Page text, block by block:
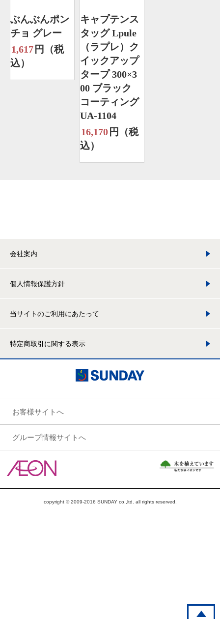
ぶんぶんポン
チョ グレー
1,617 円（税
込）
キャプテンス
タッグ Lpule
（ラプレ）ク
イックアップ
タープ 300×3
00 ブラック
コーティング
UA-1104
16,170 円（税
込）
会社案内
個人情報保護方針
当サイトのご利用にあたって
特定商取引に関する表示
お客様サイトへ
グループ情報サイトへ
copyright © 2009-2016 SUNDAY co.,ltd. all rights reserved.